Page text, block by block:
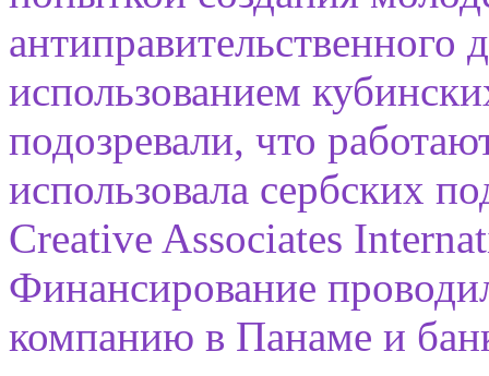
антиправительственного
использованием
подозревали, что
использовала сербских
Creative Associates
Финансирование
компанию в Панаме и